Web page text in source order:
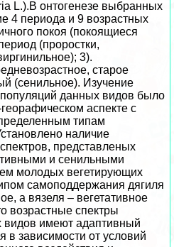
L.).В онтогенезе выбранных
4 периода и 9 возрастных
покоя (покоящиеся
(проростки,
3).
старое
(сенильное). Изучение
данных видов было
аспекте с
типам
наличие
представленых
и сенильными
молодых вегетирующих
самоподдержания дягиля
а вязеля – вегетативное
возрастные спектры
имеют адаптивный
в зависимости от условий